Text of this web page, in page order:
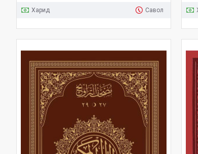
Харид Савол